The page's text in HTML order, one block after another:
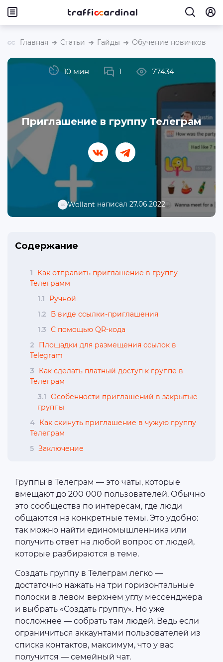
Главная Статьи Гайды Обучение новичков
Wollant написал 27.06.2022
Приглашение в группу Телеграм
10 мин 1 77434
Содержание
1
Как отправить приглашение в группу
Телеграмм
1.1
Ручной
1.2
В виде ссылки-приглашения
1.3 С помощью QR-кода
2
Площадки для размещения ссылок в
Telegram
3
Как сделать платный доступ к группе в
Телеграм
3.1 Особенности приглашений в закрытые
группы
4 Как скинуть приглашение в чужую группу
Телеграм
5 Заключение
Группы в Телеграм — это чаты, которые
вмещают до 200 000 пользователей. Обычно
это сообщества по интересам, где люди
общаются на конкретные темы. Это удобно:
так можно найти единомышленника или
получить ответ на любой вопрос от людей,
которые разбираются в теме.
Создать группу в Телеграм легко —
достаточно нажать на три горизонтальные
полоски в левом верхнем углу мессенджера
и выбрать «Создать группу». Но уже
посложнее — собрать там людей. Ведь если
ограничиться аккаунтами пользователей из
списка контактов, максимум, что у вас
получится — семейный чат.